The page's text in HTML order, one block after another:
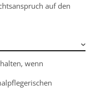
auf den
wenn